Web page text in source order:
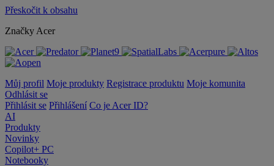
Přeskočit k obsahu
Značky Acer
Můj profil Moje produkty Registrace produktu Moje komunita
Odhlásit se
Přihlásit se Přihlášení Co je Acer ID?
AI
Produkty
Novinky
Copilot+ PC
Notebooky